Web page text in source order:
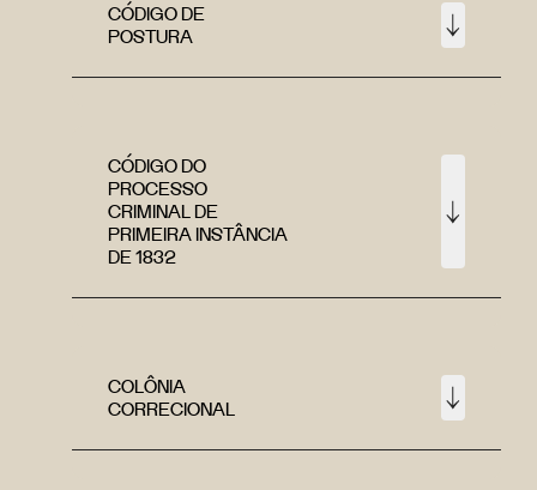
CÓDIGO DE
POSTURA
CÓDIGO DO
PROCESSO
CRIMINAL DE
PRIMEIRA INSTÂNCIA
DE 1832
COLÔNIA
CORRECIONAL